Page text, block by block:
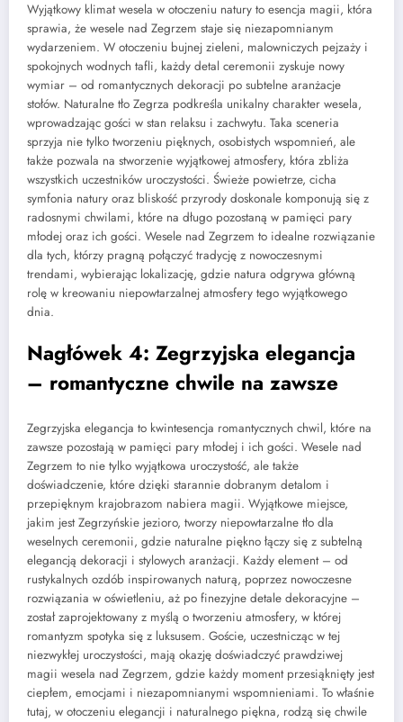
Wyjątkowy klimat wesela w otoczeniu natury to esencja magii, która
sprawia, że wesele nad Zegrzem staje się niezapomnianym
wydarzeniem. W otoczeniu bujnej zieleni, malowniczych pejzaży i
spokojnych wodnych tafli, każdy detal ceremonii zyskuje nowy
wymiar – od romantycznych dekoracji po subtelne aranżacje
stołów. Naturalne tło Zegrza podkreśla unikalny charakter wesela,
wprowadzając gości w stan relaksu i zachwytu. Taka sceneria
sprzyja nie tylko tworzeniu pięknych, osobistych wspomnień, ale
także pozwala na stworzenie wyjątkowej atmosfery, która zbliża
wszystkich uczestników uroczystości. Świeże powietrze, cicha
symfonia natury oraz bliskość przyrody doskonale komponują się z
radosnymi chwilami, które na długo pozostaną w pamięci pary
młodej oraz ich gości. Wesele nad Zegrzem to idealne rozwiązanie
dla tych, którzy pragną połączyć tradycję z nowoczesnymi
trendami, wybierając lokalizację, gdzie natura odgrywa główną
rolę w kreowaniu niepowtarzalnej atmosfery tego wyjątkowego
dnia.
Nagłówek 4: Zegrzyjska elegancja
– romantyczne chwile na zawsze
Zegrzyjska elegancja to kwintesencja romantycznych chwil, które na
zawsze pozostają w pamięci pary młodej i ich gości. Wesele nad
Zegrzem to nie tylko wyjątkowa uroczystość, ale także
doświadczenie, które dzięki starannie dobranym detalom i
przepięknym krajobrazom nabiera magii. Wyjątkowe miejsce,
jakim jest Zegrzyńskie jezioro, tworzy niepowtarzalne tło dla
weselnych ceremonii, gdzie naturalne piękno łączy się z subtelną
elegancją dekoracji i stylowych aranżacji. Każdy element – od
rustykalnych ozdób inspirowanych naturą, poprzez nowoczesne
rozwiązania w oświetleniu, aż po finezyjne detale dekoracyjne –
został zaprojektowany z myślą o tworzeniu atmosfery, w której
romantyzm spotyka się z luksusem. Goście, uczestnicząc w tej
niezwykłej uroczystości, mają okazję doświadczyć prawdziwej
magii wesela nad Zegrzem, gdzie każdy moment przesiąknięty jest
ciepłem, emocjami i niezapomnianymi wspomnieniami. To właśnie
tutaj, w otoczeniu elegancji i naturalnego piękna, rodzą się chwile